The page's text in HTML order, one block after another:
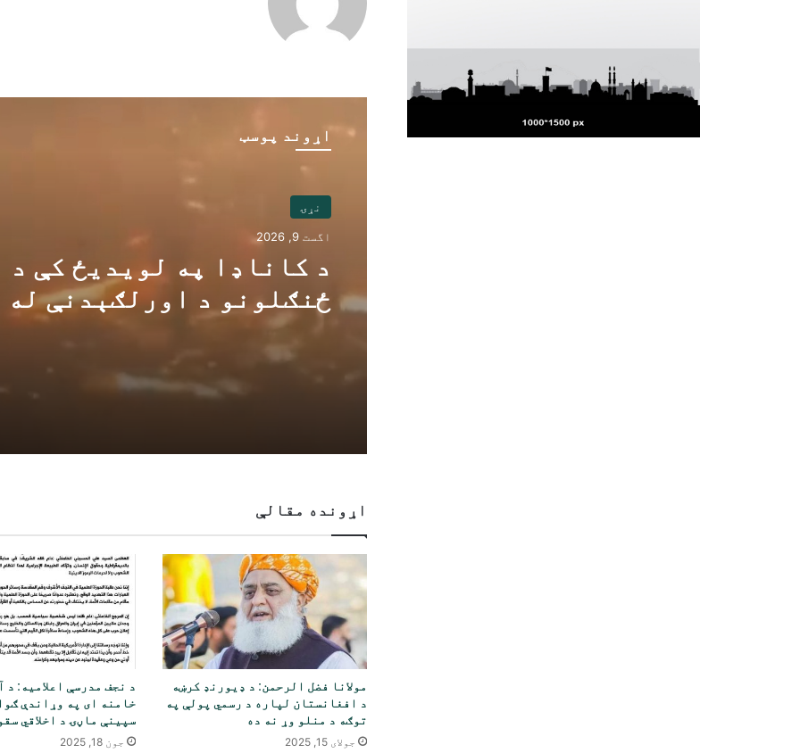
اړوند پوسټ
نړۍ
اگست 9, 2026
د کاناډا په لویدیځ کې د
ځنګلونو د اورلګېدنې له
امله له ۲۰،۰۰۰ څخه زیات
کسان بې ځایه شوي دي
اړونده مقالې
مولانا فضل الرحمن: د ډیورنډ کرښه
د افغانستان لپاره د رسمي پولې په
توګه د منلو وړ نه ده
جولای 15, 2025
د نجف مدرسې اعلامیه: د
خامنه ای په وړاندې
سپینې ماڼۍ د اخلاقي
جون 18, 2025